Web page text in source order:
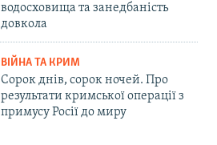
водосховища та занедбаність
довкола
ВІЙНА ТА КРИМ
Сорок днів, сорок ночей. Про
результати кримської операції з
примусу Росії до миру